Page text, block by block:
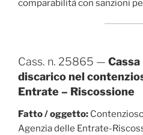
comparabilità con sanzioni
Cass. n. 25865 —
discarico nel
Entrate – Riscossione
Fatto / oggetto:
Agenzia delle Entrate-